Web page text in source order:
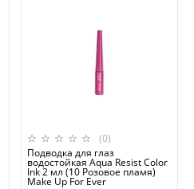
(0)
Подводка для глаз
водостойкая Aqua Resist Color
Ink 2 мл (10 Розовое пламя)
Make Up For Ever